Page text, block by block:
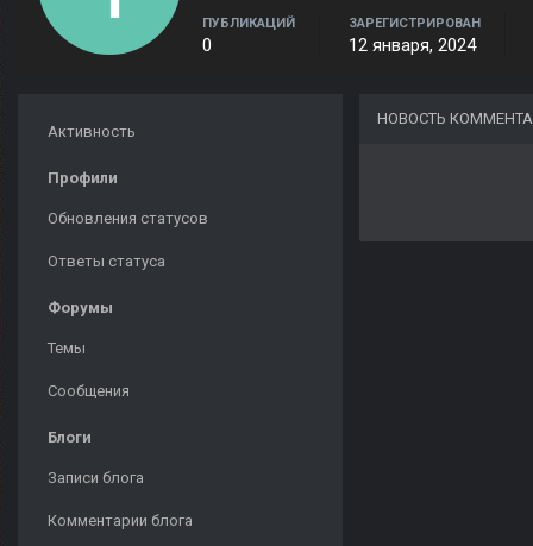
ПУБЛИКАЦИЙ
0
ЗАРЕГИСТРИРОВАН
12 января, 2024
Активность
Профили
Обновления статусов
Ответы статуса
Форумы
Темы
Сообщения
Блоги
Записи блога
Комментарии блога
НОВОСТЬ